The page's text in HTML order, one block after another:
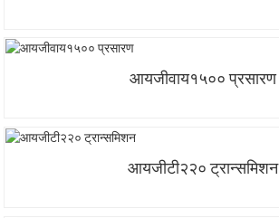
आयजीवाय१५०० प्रसारण
आयजीटी२२० ट्रान्समिशन